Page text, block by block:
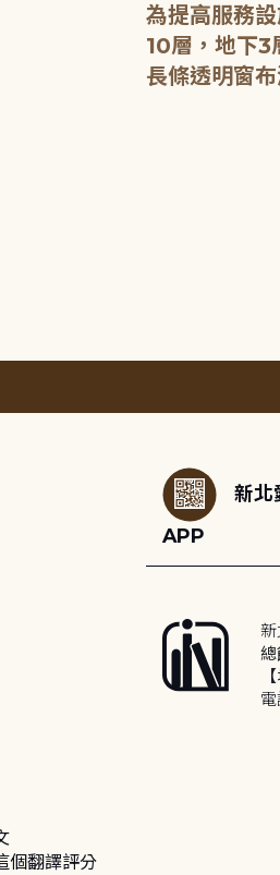
為提高服務
10層，地下3
長條透明窗
新北
APP
個翻譯評分